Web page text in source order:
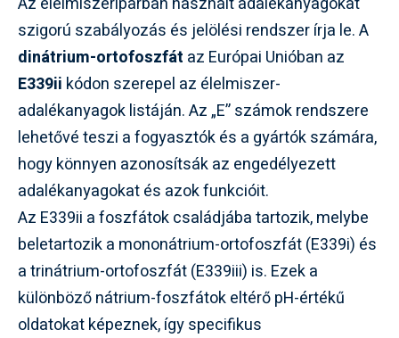
szigorú szabályozás és jelölési rendszer írja le. A
dinátrium-ortofoszfát az Európai Unióban az
E339ii kódon szerepel az élelmiszer-
adalékanyagok listáján. Az „E” számok rendszere
lehetővé teszi a fogyasztók és a gyártók számára,
hogy könnyen azonosítsák az engedélyezett
adalékanyagokat és azok funkcióit.
Az E339ii a foszfátok családjába tartozik, melybe
beletartozik a mononátrium-ortofoszfát (E339i) és
a trinátrium-ortofoszfát (E339iii) is. Ezek a
különböző nátrium-foszfátok eltérő pH-értékű
oldatokat képeznek, így specifikus